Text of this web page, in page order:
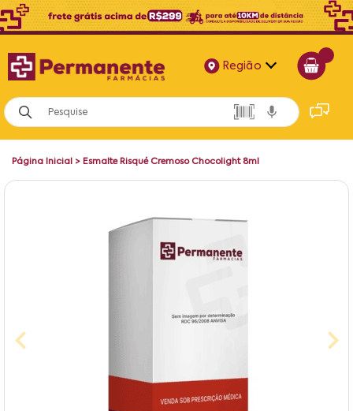
Região
Alagoas
Bahia
Página Inicial > Esmalte Risqué Cremoso Chocolight 8ml